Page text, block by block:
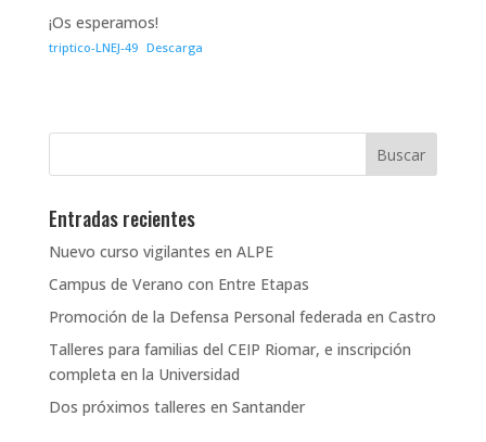
¡Os esperamos!
triptico-LNEJ-49 Descarga
Entradas recientes
Nuevo curso vigilantes en ALPE
Campus de Verano con Entre Etapas
Promoción de la Defensa Personal federada en Castro
Talleres para familias del CEIP Riomar, e inscripción
completa en la Universidad
Dos próximos talleres en Santander